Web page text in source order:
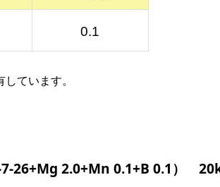
0.1
ています。
7-26+Mg 2.0+Mn 0.1+B 0.1）